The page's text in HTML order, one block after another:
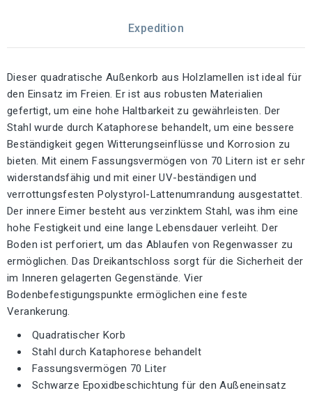
Expedition
Dieser quadratische Außenkorb aus Holzlamellen ist ideal für
den Einsatz im Freien. Er ist aus robusten Materialien
gefertigt, um eine hohe Haltbarkeit zu gewährleisten. Der
Stahl wurde durch Kataphorese behandelt, um eine bessere
Beständigkeit gegen Witterungseinflüsse und Korrosion zu
bieten. Mit einem Fassungsvermögen von 70 Litern ist er sehr
widerstandsfähig und mit einer UV-beständigen und
verrottungsfesten Polystyrol-Lattenumrandung ausgestattet.
Der innere Eimer besteht aus verzinktem Stahl, was ihm eine
hohe Festigkeit und eine lange Lebensdauer verleiht. Der
Boden ist perforiert, um das Ablaufen von Regenwasser zu
ermöglichen. Das Dreikantschloss sorgt für die Sicherheit der
im Inneren gelagerten Gegenstände. Vier
Bodenbefestigungspunkte ermöglichen eine feste
Verankerung.
Quadratischer Korb
Stahl durch Kataphorese behandelt
Fassungsvermögen 70 Liter
Schwarze Epoxidbeschichtung für den Außeneinsatz